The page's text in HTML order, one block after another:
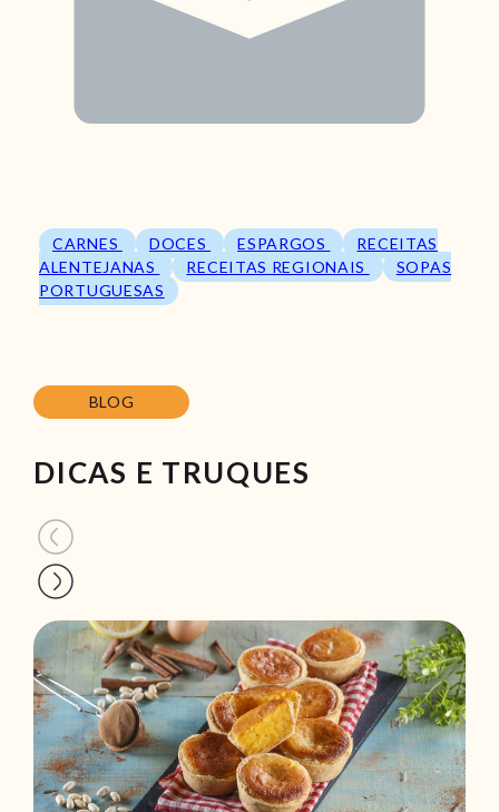
CARNES DOCES ESPARGOS
RECEITAS
ALENTEJANAS
RECEITAS REGIONAIS
SOPAS
PORTUGUESAS
BLOG
DICAS E TRUQUES